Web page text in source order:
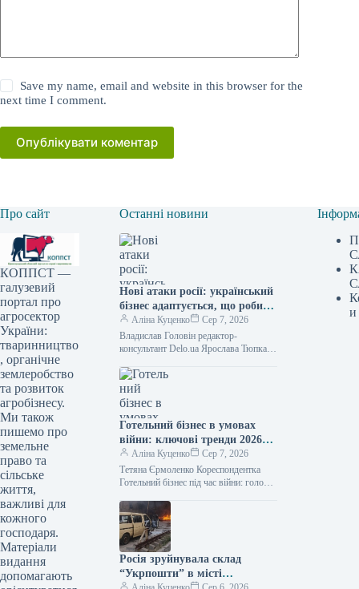
Save my name, email and website in this browser for the
next time I comment.
Опублікувати коментар
Про сайт
КОППСТ —
галузевий
портал про
агросектор
України:
тваринництво
, органічне
землеробство
та розвиток
агробізнесу.
Ми також
пишемо про
земельне
право та
сільське
життя,
важливі для
кожного
господаря.
Матеріали
видання
допомагають
Останні новини
Нові атаки росії: український
бізнес адаптується, що робити
даліАліна Куценко
Сер 7, 2026
Владислав Головін редактор-
консультант Delo.ua Ярослава Тюпка
знищив два логістичних комплекси
"Епіцентру" /
Готельний бізнес в умовах
війни: ключові тренди 2026
рокуАліна Куценко
Сер 7, 2026
Тетяна Єрмоленко Кореспондентка
Готельний бізнес під час війни: головні
Повномасштабне вторгнення завдало
українському готельному
Росія зруйнувала склад
“Укрпошти” в місті
и